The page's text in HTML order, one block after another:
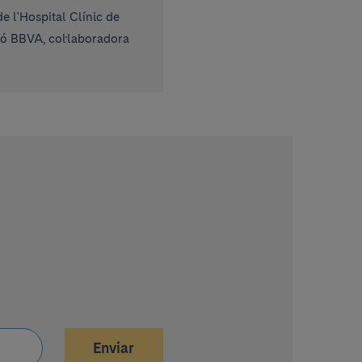
l'Hospital Clínic de
BBVA, col·laboradora
Enviar